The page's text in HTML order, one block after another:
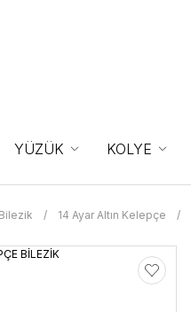
YÜZÜK KOLYE
14 Ayar Altın Kelepçe